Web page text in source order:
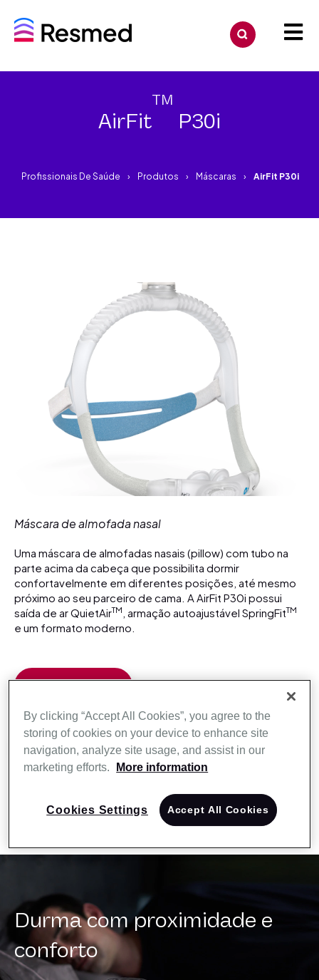
AirFit
TM
P30i
Profissionais De Saúde Produtos Máscaras AirFit P30i
Máscara de almofada nasal
Uma máscara de almofadas nasais (pillow) com tubo na
parte acima da cabeça que possibilita dormir
confortavelmente em diferentes posições, até mesmo
próximo ao seu parceiro de cama. A AirFit P30i possui
saída de ar QuietAirTM , armação autoajustável SpringFitTM
e um formato moderno.
Central De Documentos
Durma com proximidade e
conforto
By clicking “Accept All Cookies”, you agree to the
storing of cookies on your device to enhance site
navigation, analyze site usage, and assist in our
marketing efforts.
More information
Cookies Settings Accept All Cookies